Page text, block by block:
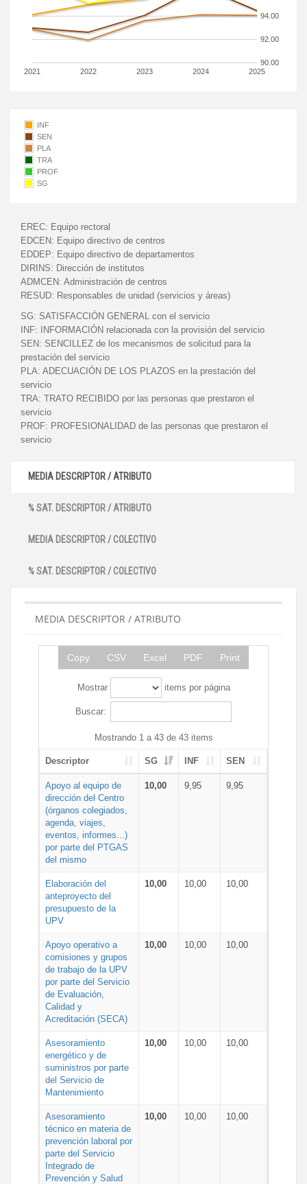
2021 2022 2023 2024 2025
90.00
92.00
94.00
INF
SEN
PLA
TRA
PROF
SG
EREC: Equipo rectoral
EDCEN: Equipo directivo de centros
EDDEP: Equipo directivo de departamentos
DIRINS: Dirección de institutos
ADMCEN: Administración de centros
RESUD: Responsables de unidad (servicios y áreas)
SG: SATISFACCIÓN GENERAL con el servicio
INF:
INFORMACIÓN relacionada con la provisión del servicio
SEN: SENCILLEZ de los mecanismos de solicitud para la
prestación del servicio
PLA: ADECUACIÓN DE LOS PLAZOS en la prestación del
servicio
TRA: TRATO RECIBIDO por las personas que prestaron el
servicio
PROF: PROFESIONALIDAD de las personas que prestaron el
servicio
MEDIA DESCRIPTOR / ATRIBUTO
% SAT. DESCRIPTOR / ATRIBUTO
MEDIA DESCRIPTOR / COLECTIVO
% SAT. DESCRIPTOR / COLECTIVO
MEDIA DESCRIPTOR / ATRIBUTO
Copy CSV Excel PDF Print
Mostrar items por página
Buscar:
Mostrando 1 a 43 de 43 items
Descriptor SG INF SEN
Apoyo al equipo de
dirección del Centro
(órganos colegiados,
agenda, viajes,
eventos, informes...)
por parte del PTGAS
del mismo
10,00 9,95 9,95
Elaboración del
anteproyecto del
presupuesto de la
UPV
10,00 10,00 10,00
Apoyo operativo a
comisiones y grupos
de trabajo de la UPV
por parte del Servicio
de Evaluación,
Calidad y
Acreditación (SECA)
10,00 10,00 10,00
Asesoramiento
energético y de
suministros por parte
del Servicio de
Mantenimiento
10,00 10,00 10,00
Asesoramiento
técnico en materia de
prevención laboral por
parte del Servicio
Integrado de
Prevención y Salud
10,00 10,00 10,00